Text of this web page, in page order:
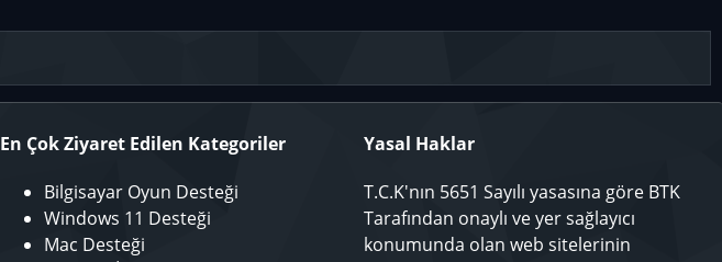
En Çok Ziyaret Edilen Kategoriler
Bilgisayar Oyun Desteği
Windows 11 Desteği
Mac Desteği
Yasal Haklar
T.C.K'nın 5651 Sayılı yasasına göre BTK
Tarafından onaylı ve yer sağlayıcı
konumunda olan web sitelerinin